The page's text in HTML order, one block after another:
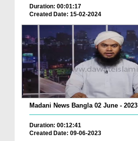
Duration: 00:01:17
Created Date: 15-02-2024
Madani News Bangla 02 June - 2023
Duration: 00:12:41
Created Date: 09-06-2023